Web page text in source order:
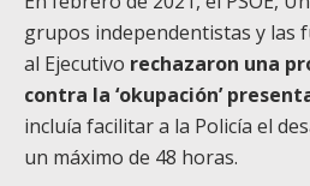
grupos independentistas y las
al Ejecutivo rechazaron una
contra la ‘okupación’
incluía facilitar a la Policía el
un máximo de 48 horas.